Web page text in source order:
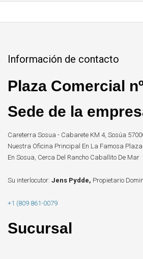
Información de contacto
Plaza Comercial
Sede de la
Careterra Sosua - Cabarete KM 4, Sosúa
Nuestra Oficina Principal En La Famosa Plaza
En Sosua, Cerca Del Rancho Caballito De Mar
Su interlocutor: Jens Pydde, Propietario
+1 (809 861-0079
Sucursal